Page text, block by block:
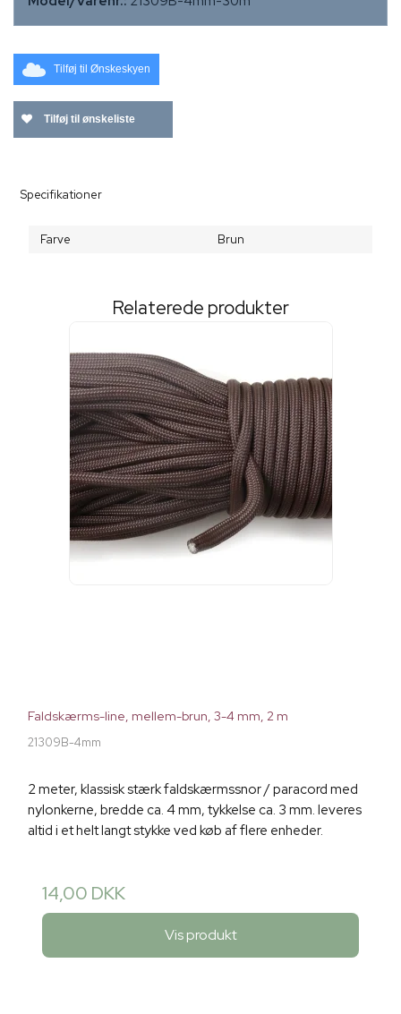
Tilføj til Ønskeskyen
Tilføj til ønskeliste
Specifikationer
Farve Brun
Relaterede produkter
Faldskærms-line, mellem-brun, 3-4 mm, 2 m
21309B-4mm
2 meter, klassisk stærk faldskærmssnor / paracord med
nylonkerne, bredde ca. 4 mm, tykkelse ca. 3 mm. leveres
altid i et helt langt stykke ved køb af flere enheder.
14,00 DKK
Vis produkt